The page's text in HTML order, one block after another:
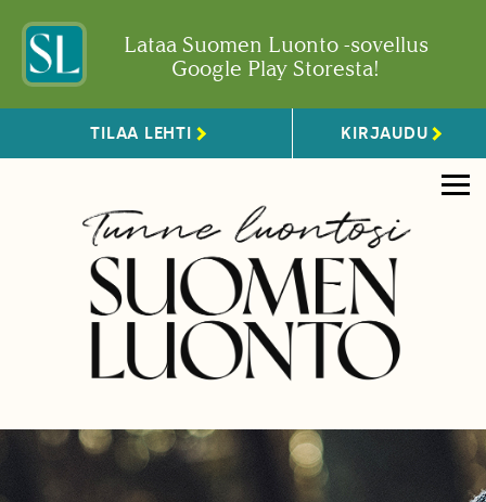
Lataa Suomen Luonto -sovellus
Google Play Storesta!
TILAA LEHTI KIRJAUDU